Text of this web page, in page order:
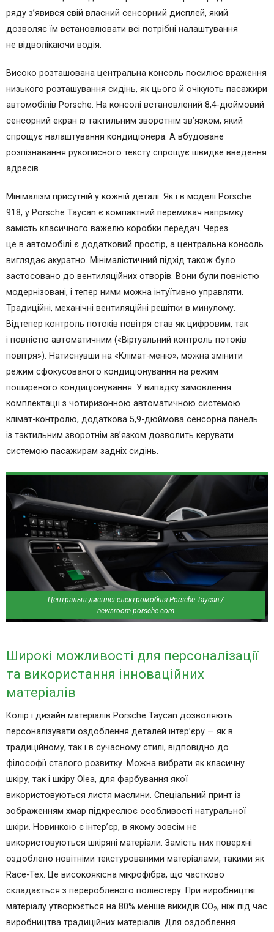
ряду з’явився свій власний сенсорний дисплей, який
дозволяє їм встановлювати всі потрібні налаштування
не відволікаючи водія.
Високо розташована центральна консоль посилює враження
низького розташування сидінь, як цього й очікують пасажири
автомобілів Porsche. На консолі встановлений 8,4-дюймовий
сенсорний екран із тактильним зворотнім зв’язком, який
спрощує налаштування кондиціонера. А вбудоване
розпізнавання рукописного тексту спрощує швидке введення
адресів.
Мінімалізм присутній у кожній деталі. Як і в моделі Porsche
918, у Porsche Taycan є компактний перемикач напрямку
замість класичного важелю коробки передач. Через
це в автомобілі є додатковий простір, а центральна консоль
виглядає акуратно. Мінімалістичний підхід також було
застосовано до вентиляційних отворів. Вони були повністю
модернізовані, і тепер ними можна інтуїтивно управляти.
Традиційні, механічні вентиляційні решітки в минулому.
Відтепер контроль потоків повітря став як цифровим, так
і повністю автоматичним («Віртуальний контроль потоків
повітря»). Натиснувши на «Клімат-меню», можна змінити
режим сфокусованого кондиціонування на режим
поширеного кондиціонування. У випадку замовлення
комплектації з чотиризонною автоматичною системою
клімат-контролю, додаткова 5,9-дюймова сенсорна панель
із тактильним зворотнім зв’язком дозволить керувати
системою пасажирам задніх сидінь.
Центральні дисплеї електромобіля Porsche Taycan /
newsroom.porsche.com
Широкі можливості для персоналізації
та використання інноваційних
матеріалів
Колір і дизайн матеріалів Porsche Taycan дозволяють
персоналізувати оздоблення деталей інтер’єру — як в
традиційному, так і в сучасному стилі, відповідно до
філософії сталого розвитку. Можна вибрати як класичну
шкіру, так і шкіру Olea, для фарбування якої
використовуються листя маслини. Спеціальний принт із
зображенням хмар підкреслює особливості натуральної
шкіри. Новинкою є інтер’єр, в якому зовсім не
використовуються шкіряні матеріали. Замість них поверхні
оздоблено новітніми текстурованими матеріалами, такими як
Race-Tex. Це високоякісна мікрофібра, що частково
складається з переробленого поліестеру. При виробництві
матеріалу утворюється на 80% менше викидів CO2, ніж під час
виробництва традиційних матеріалів. Для оздоблення